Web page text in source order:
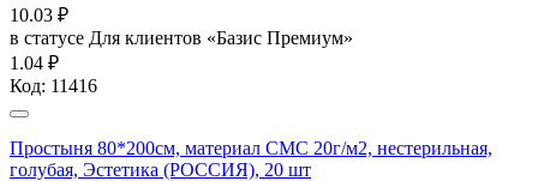
10.03 ₽
в статусе Для клиентов «Базис Премиум»
1.04 ₽
Код: 11416
Простыня 80*200см, материал СМС 20г/м2, нестерильная,
голубая, Эстетика (РОССИЯ), 20 шт